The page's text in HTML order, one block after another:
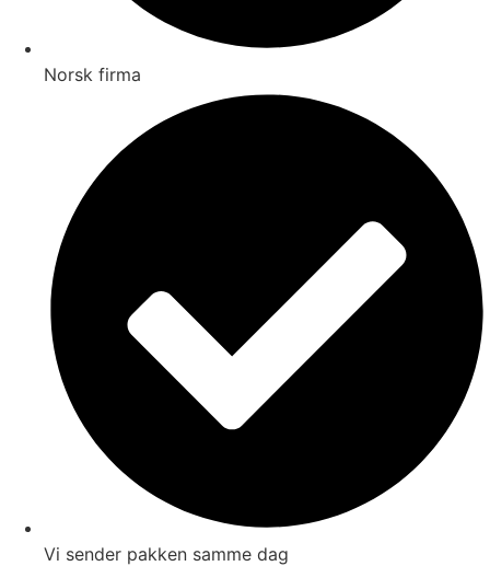
Norsk firma
Vi sender pakken samme dag